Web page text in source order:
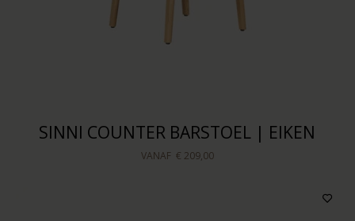
SINNI COUNTER BARSTOEL | EIKEN
VANAF € 209,00